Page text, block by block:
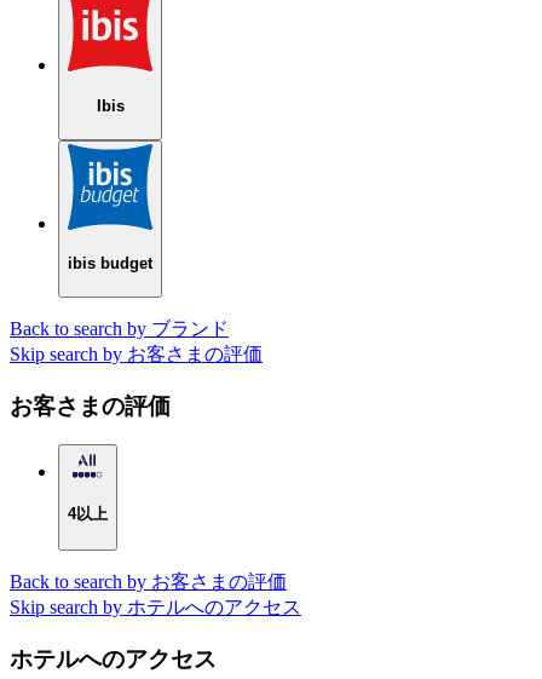
Ibis
ibis budget
Back to search by ブランド
Skip search by お客さまの評価
お客さまの評価
4以上
Back to search by お客さまの評価
Skip search by ホテルへのアクセス
ホテルへのアクセス